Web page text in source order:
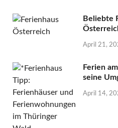
Beliebte
April 21,
Ferien
seine
April 14,